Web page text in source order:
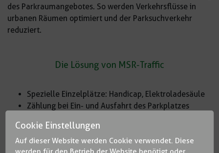
des Parkraumangebotes. So werden Verkehrsflüsse in
urbanen Räumen optimiert und der Parksuchverkehr
reduziert.
Die Lösung von MSR-Traffic
Spezielle Einzelplätze: Handicap, Elektroladesäule
Zählung bei Ein- und Ausfahrt des Parkplatzes
Displays und Hinweisschilder für Parkleitsysteme
Software mit Cloudanbindung für die Auswertung
Cookie Einstellungen
Auf dieser Website werden Cookie verwendet. Diese